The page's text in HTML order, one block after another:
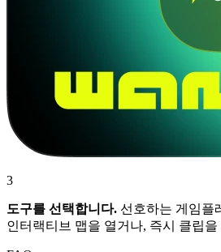
3
도구를 선택합니다. 선호하는 게임플
인터랙티브 맵을 열거나, 즉시 클립